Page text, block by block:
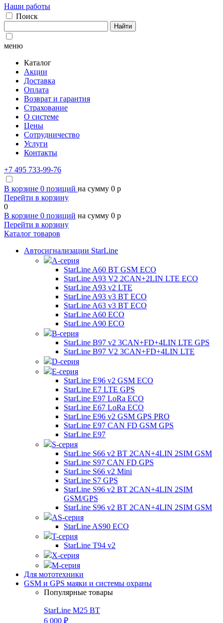
Наши работы
Поиск
Найти
меню
Каталог
Акции
Доставка
Оплата
Возврат и гарантия
Страхование
О системе
Цены
Сотрудничество
Услуги
Контакты
+7 495 733-99-76
В корзине 0 позиций на сумму 0 p
Перейти в корзину
0
В корзине 0 позиций на сумму 0 p
Перейти в корзину
Каталог товаров
Автосигнализации StarLine
А-серия
StarLine A60 BT GSM ECO
StarLine A93 V2 2CAN+2LIN LTE ECO
StarLine A93 v2 LTE
StarLine A93 v3 BT ECO
StarLine A63 v3 BT ECO
StarLine A60 ECO
StarLine A90 ECO
B-серия
StarLine B97 v2 3CAN+FD+4LIN LTE GPS
StarLine B97 V2 3CAN+FD+4LIN LTE
D-серия
E-серия
StarLine E96 v2 GSM ECO
StarLine E7 LTE GPS
StarLine E97 LoRa ECO
StarLine E67 LoRa ECO
StarLine E96 v2 GSM GPS PRO
StarLine E97 CAN FD GSM GPS
StarLine E97
S-серия
StarLine S66 v2 BT 2CAN+4LIN 2SIM GSM
StarLine S97 CAN FD GPS
StarLine S66 v2 Mini
StarLine S7 GPS
StarLine S96 v2 BT 2CAN+4LIN 2SIM
GSM/GPS
StarLine S96 v2 BT 2CAN+4LIN 2SIM GSM
AS-серия
StarLine AS90 ECO
T-серия
StarLine T94 v2
X-серия
M-серия
Для мототехники
GSM и GPS маяки и системы охраны
Популярные товары
StarLine M25 BT
6 000 ₽